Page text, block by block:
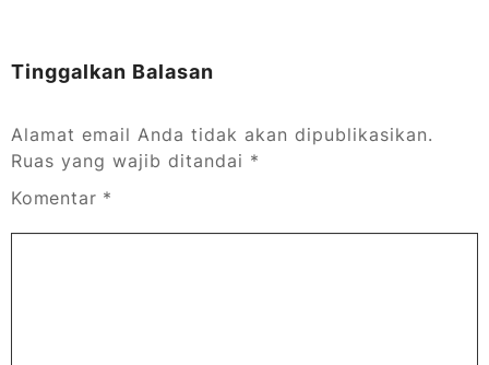
Tinggalkan Balasan
Alamat email Anda tidak akan dipublikasikan.
Ruas yang wajib ditandai *
Komentar *